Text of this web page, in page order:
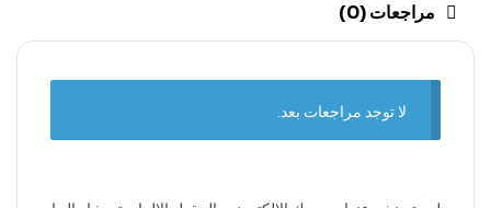
مراجعات (0)
لا توجد مراجعات بعد.